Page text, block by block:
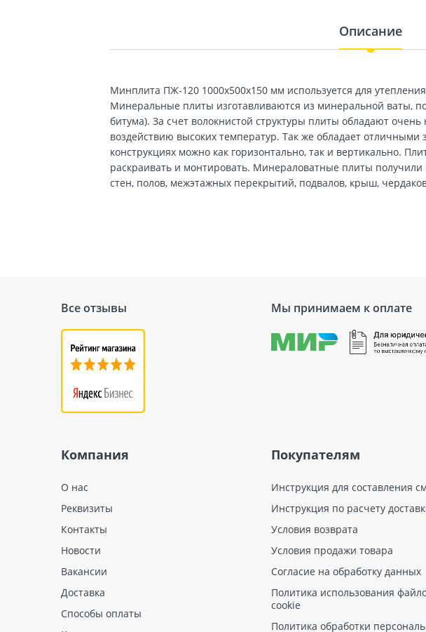
Описание
Минплита ПЖ-120 1000х500х150 мм используется для
Минеральные плиты изготавливаются из минеральной ваты,
битума). За счет волокнистой структуры плиты обладают
воздействию высоких температур. Так же обладает
конструкциях можно как горизонтально, так и вертикально.
раскраивать и монтировать. Минераловатные плиты
стен, полов, межэтажных перекрытий, подвалов, крыш,
Все отзывы Мы принимаем к оплате
Компания
О нас
Реквизиты
Контакты
Новости
Вакансии
Доставка
Способы оплаты
Покупателям
Инструкция для составления
Инструкция по расчету
Условия возврата
Условия продажи товара
Согласие на обработку данных
Политика использования
cookie
Политика обработки